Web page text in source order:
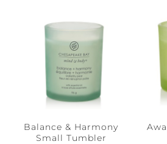
Balance & Harmony
Small Tumbler